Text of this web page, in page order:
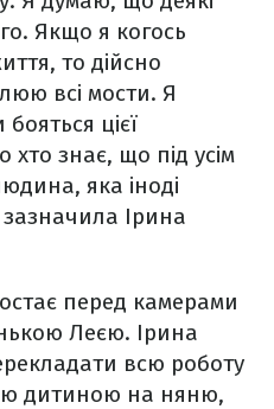
Якщо я когось
то дійсно
всі мости. Я
цієї
хто знає, що під усім
яка іноді
Ірина
перед камерами
Леєю. Ірина
всю роботу
дитиною на няню,